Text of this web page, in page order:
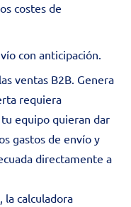
costes de
con anticipación.
ventas B2B. Genera
requiera
equipo quieran dar
gastos de envío y
directamente a
la calculadora